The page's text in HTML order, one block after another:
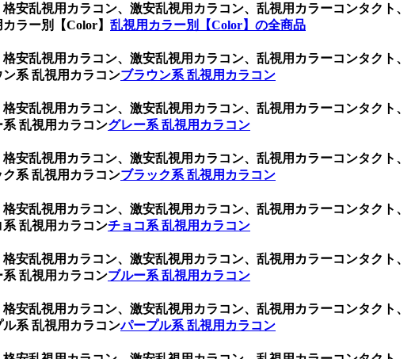
安乱視用カラコン、激安乱視用カラコン、乱視用カラーコンタクト、
ラー別【Color】 乱視用カラー別【Color】の全商品
安乱視用カラコン、激安乱視用カラコン、乱視用カラーコンタクト、
系 乱視用カラコンブラウン系 乱視用カラコン
安乱視用カラコン、激安乱視用カラコン、乱視用カラーコンタクト、
乱視用カラコングレー系 乱視用カラコン
安乱視用カラコン、激安乱視用カラコン、乱視用カラーコンタクト、
系 乱視用カラコンブラック系 乱視用カラコン
安乱視用カラコン、激安乱視用カラコン、乱視用カラーコンタクト、
乱視用カラコンチョコ系 乱視用カラコン
安乱視用カラコン、激安乱視用カラコン、乱視用カラーコンタクト、
乱視用カラコンブルー系 乱視用カラコン
安乱視用カラコン、激安乱視用カラコン、乱視用カラーコンタクト、
系 乱視用カラコンパープル系 乱視用カラコン